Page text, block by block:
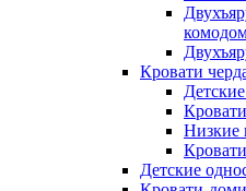
Кровати
Низкие
Детские